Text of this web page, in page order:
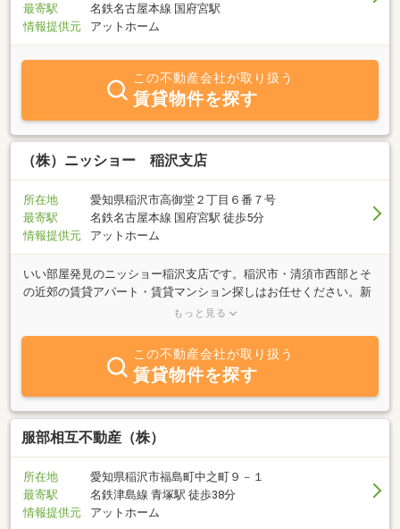
最寄駅
名鉄名古屋本線 国府宮駅
情報提供元
アットホーム
この不動産会社が取り扱う
賃貸物件を探す
（株）ニッショー 稲沢支店
所在地
愛知県稲沢市高御堂２丁目６番７号
最寄駅
名鉄名古屋本線 国府宮駅 徒歩5分
情報提供元
アットホーム
いい部屋発見のニッショー稲沢支店です。稲沢市・清須市西部とそ
の近郊の賃貸アパート・賃貸マンション探しはお任せください。新
婚・ファミリーさんから単身さん向けの物件まで豊富な物件を取り
０ｍにございます。お車でご来店のお客様は専用駐車場をご利用く
ださい。名鉄国府宮駅、ＪＲ稲沢駅ご利用でご来店いただくお客
様、駅に着き次第ご連絡ください。車でお迎えにまいります。お気
軽なお電話・ご来店を心よりお待ちしております。
もっと見る
この不動産会社が取り扱う
賃貸物件を探す
服部相互不動産（株）
所在地
愛知県稲沢市福島町中之町９－１
最寄駅
名鉄津島線 青塚駅 徒歩38分
情報提供元
アットホーム